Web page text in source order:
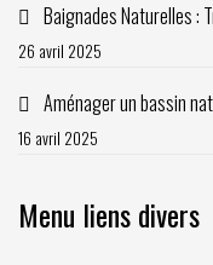
Baignades Naturelles :
26 avril 2025
Aménager un bassin
16 avril 2025
Menu liens divers